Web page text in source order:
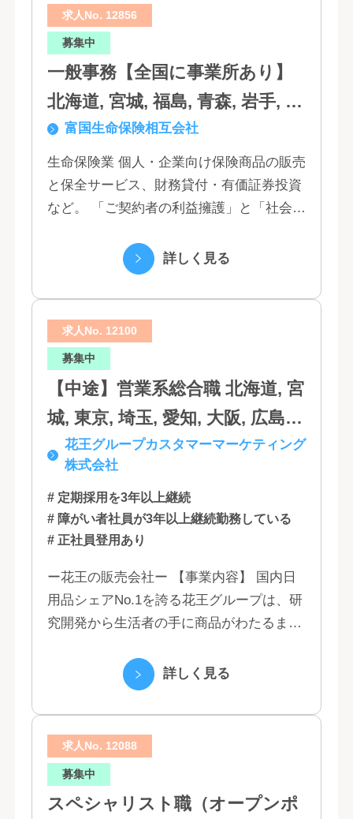
求人No. 12856
募集中
一般事務【全国に事業所あり】
北海道, 宮城, 福島, 青森, 岩手, 秋
田, 山形, 東京, 神奈川, 千葉, 埼
玉, 茨城, 栃木, 群馬, 新潟, 石川,
富山, 福井, 長野, 山梨, 愛知, 静
岡, 三重, 岐阜, 大阪, 京都, 兵庫,
滋賀, 奈良, 和歌山, 広島, 岡山, 山
口, 鳥取, 島根, 香川, 愛媛, 徳島,
高知, 福岡, 長崎, 熊本, 鹿児島, 大
分, 宮崎, 佐賀, 沖縄
富国生命保険相互会社
生命保険業 個人・企業向け保険商品の販売
と保全サービス、財務貸付・有価証券投資
など。 「ご契約者の利益擁護」と「社会へ
づく「お客さま基点」をスローガンに掲
詳しく見る
求人No. 12100
募集中
【中途】営業系総合職 北海道, 宮
城, 東京, 埼玉, 愛知, 大阪, 広島,
福岡花王グループカスタマーマーケティング
株式会社
# 定期採用を3年以上継続
# 障がい者社員が3年以上継続勤務している
# 正社員登用あり
ー花王の販売会社ー 【事業内容】 国内日
用品シェアNo.1を誇る花王グループは、研
究開発から生活者の手に商品がわたるまで
で、情報のスピード、質、量ともに他社に
詳しく見る
求人No. 12088
募集中
スペシャリスト職（オープンポ